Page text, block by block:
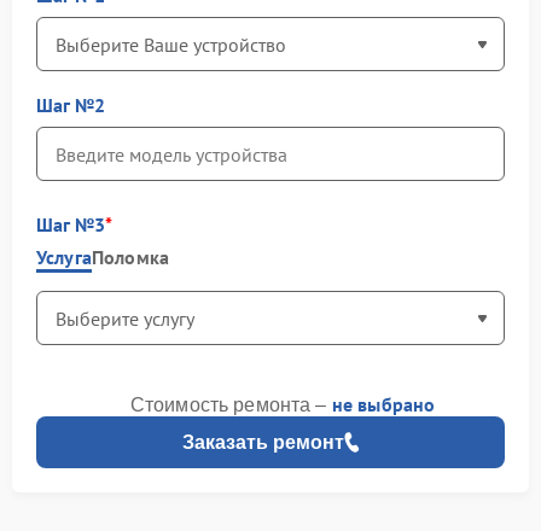
Шаг №2
Шаг №3
УслугаПоломка
Заказать ремонт
Стоимость ремонта – не выбрано